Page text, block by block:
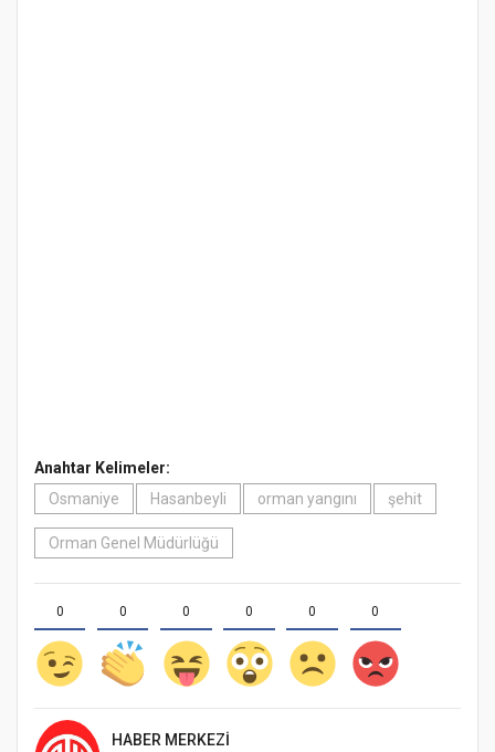
Anahtar Kelimeler:
Osmaniye
Hasanbeyli orman yangını şehit
Orman Genel Müdürlüğü
0 0 0 0 0 0
HABER MERKEZI